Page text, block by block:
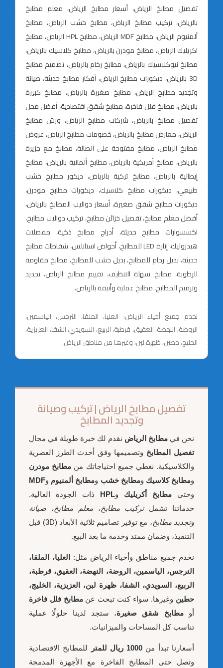
تفصيل مطابخ الرياض، أسعار مطابخ الرياض، معلم مطابخ
بالرياض، تركيب مطابخ الرياض، مطابخ خشب الرياض، مطابخ
ألمنيوم الرياض، مطابخ MDF الرياض، مطابخ HPL الرياض، مطابخ
اكريليك الرياض، مطابخ مودرن بالرياض، مطابخ كلاسيك بالرياض،
مطابخ نيوكلاسيك بالرياض، مطابخ رخام بالرياض، تصميم مطابخ
3D بالرياض، ديكورات مطابخ الرياض، أفكار مطابخ حديثة، صيانة
وتجديد مطابخ الرياض، مطابخ صغيرة بالرياض، مطابخ كبيرة
بالرياض، مطابخ فلل فاخرة، مطابخ شقق اقتصادية، أفضل محل
تفصيل مطابخ بالرياض، شركات مطابخ الرياض، ورش مطابخ
الرياض، معارض مطابخ بالرياض، خصومات مطابخ الرياض، عروض
مطابخ الرياض، مطابخ مفتوحة على الصالة، مطابخ مع جزيرة
بالرياض، مطابخ أمريكية بالرياض، مطابخ ألمانية بالرياض، مطابخ
إيطالية بالرياض، مطابخ تركية بالرياض، ديكور مطابخ خشب
طبيعي، ديكورات مطابخ كلاسيك، ديكورات مطابخ مودرن،
ديكورات مطابخ شقق صغيرة، أسعار دواليب المطابخ بالرياض،
أفضل معلم مطابخ، تفصيل خزائن مطابخ، تركيب دواليب مطابخ،
اكسسوارات مطابخ حديثة، أدراج مطابخ ذكية، مفصلات
هيدروليك، إنارة LED للمطابخ، أحواض استانلس، شفاطات مطابخ
حديثة، بديل رخام للمطابخ، بديل خشب للمطابخ، مطابخ مقاومة
للرطوبة، مطابخ سهلة التنظيف، تقييم مطابخ الرياض، تجديد
وترميم المطابخ، مطابخ عملية وأنيقة بالرياض.
نخدم جميع أحياء الرياض: العليا، الملقا، النرجس، الياسمين،
الروضة، النهضة، العقيق، قرطبة، الربيع، السويدي، الشفا، العزيزية،
الخليج، حطين، ظهرة لبن، وغيرها من مناطق الرياض.
تفصيل مطابخ الرياض | تركيب وصيانة
وتجديد المطابخ
نحن في مطابخ الرياض نقدم لك خبرة طويلة في مجال
تفصيل المطابخ وتصميمها وفق أحدث الطرز العصرية
والكلاسيكية. نغطي جميع احتياجاتك من مطابخ مودرن
ومطابخ كلاسيك ومطابخ خشب ومطابخ ألمنيوم وMDF
وحتى مطابخ أكريليك وHPL ذات الجودة العالية.
خدماتنا تشملتركيب مطابخ، معلم مطابخ، صيانة
وتجديد مطابخ
، مع توفير تصاميم ثلاثية الأبعاد (3D) قبل
التنفيذ، وضمان ممتد وخدمة ما بعد البيع.
نخدم جميع مناطق وأحياء الرياض مثل:
العليا، الملقا،
النرجس، الياسمين، الروضة، النهضة، العقيق، قرطبة،
الربيع، السويدي، الشفا، ظهرة لبن، العزيزية، الخليج،
حطين وغيرها. سواء كنت تبحث عنمطابخ فلل فاخرة
أومطابخ شقق صغيرة، ستجد لدينا حلولًا عملية
تناسب كل المساحات والميزانيات.
أسعارنا تبدأ من 1000 ريال للمتر
للمطابخ الاقتصادية
وتصل حتى المطابخ الفاخرة مع الأجهزة المدمجة